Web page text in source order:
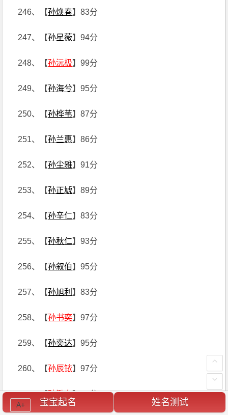
246、【孙焕春】83分
247、【孙星薇】94分
248、【孙沅极】99分
249、【孙海兮】95分
250、【孙桦苇】87分
251、【孙兰惠】86分
252、【孙尘雅】91分
253、【孙正虓】89分
254、【孙辛仁】83分
255、【孙秋仁】93分
256、【孙叙伯】95分
257、【孙旭利 】83分
258、【孙书奕】97分
259、【孙奕达】95分
260、【孙辰铱】97分
261、【孙泓奎】97分
宝宝起名 姓名测试
A+